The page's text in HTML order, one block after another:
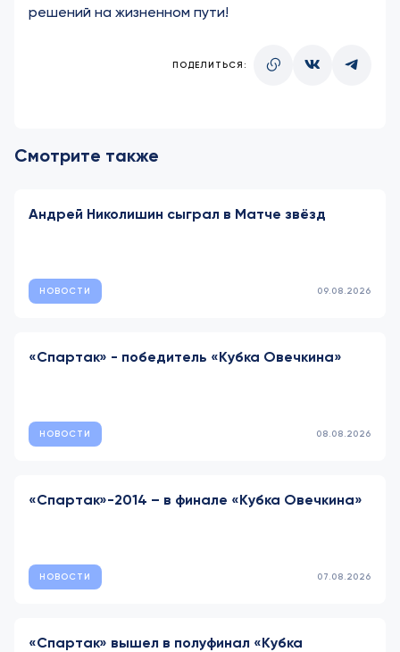
решений на жизненном пути!
ПОДЕЛИТЬСЯ:
Смотрите также
Андрей Николишин сыграл в Матче звёзд
НОВОСТИ 09.08.2026
«Спартак» - победитель «Кубка Овечкина»
НОВОСТИ 08.08.2026
«Спартак»-2014 – в финале «Кубка Овечкина»
НОВОСТИ 07.08.2026
«Спартак» вышел в полуфинал «Кубка